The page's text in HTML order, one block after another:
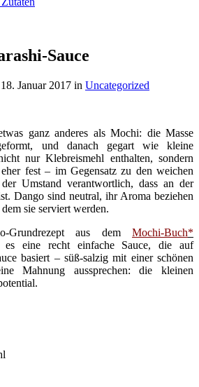
Sauce
18. Januar 2017 in Uncategorized
ganz anderes als Mochi: die Masse
und danach gegart wie kleine
nur Klebreismehl enthalten, sondern
fest – im Gegensatz zu den weichen
Umstand verantwortlich, dass an der
Dango sind neutral, ihr Aroma beziehen
sie serviert werden.
Grundrezept aus dem Mochi-Buch*
es eine recht einfache Sauce, die auf
basiert – süß-salzig mit einer schönen
Mahnung aussprechen: die kleinen